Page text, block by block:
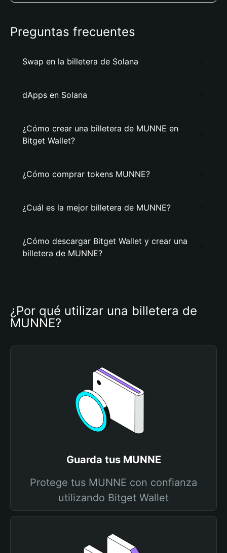
Preguntas frecuentes
Swap en la billetera de Solana
dApps en Solana
¿Cómo crear una billetera de MUNNE en
Bitget Wallet?
¿Cómo comprar tokens MUNNE?
¿Cuál es la mejor billetera de MUNNE?
¿Cómo descargar Bitget Wallet y crear una
billetera de MUNNE?
¿Por qué utilizar una billetera de
MUNNE?
Guarda tus MUNNE
Protege tus MUNNE con confianza
utilizando Bitget Wallet